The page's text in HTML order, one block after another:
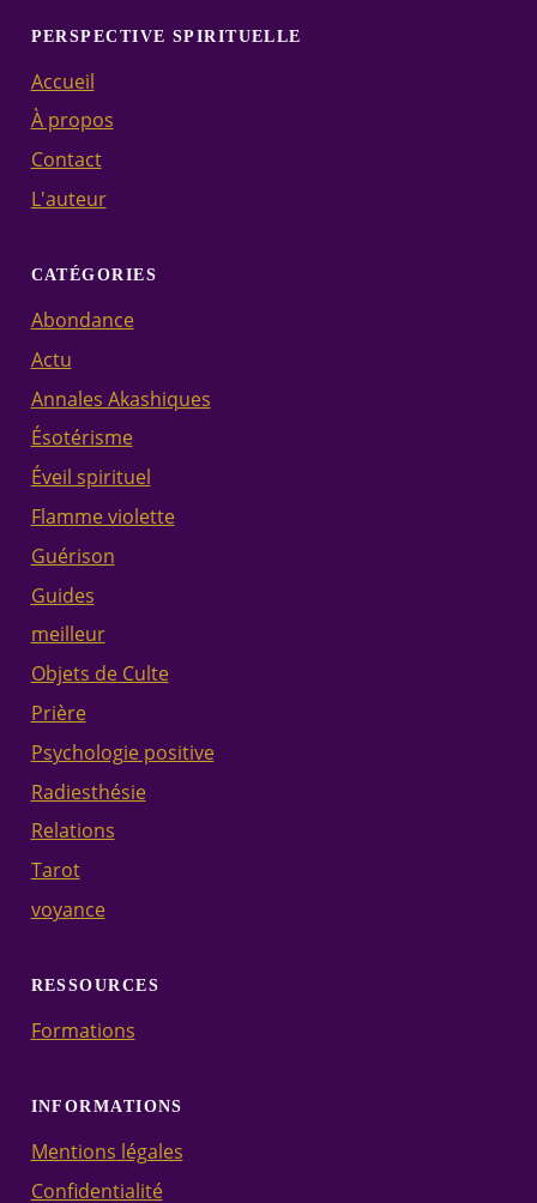
PERSPECTIVE SPIRITUELLE
Accueil
À propos
Contact
L'auteur
CATÉGORIES
Abondance
Actu
Annales Akashiques
Ésotérisme
Éveil spirituel
Flamme violette
Guérison
Guides
meilleur
Objets de Culte
Prière
Psychologie positive
Radiesthésie
Relations
Tarot
voyance
RESSOURCES
Formations
INFORMATIONS
Mentions légales
Confidentialité